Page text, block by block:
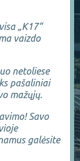
„K17“
vaizdo
netoliese
pašaliniai
mažųjų.
Savo
galėsite